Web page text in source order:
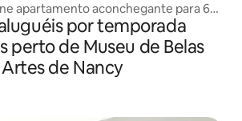
apartamento aconchegante para 6
por temporada
perto de Museu de Belas
Artes de Nancy